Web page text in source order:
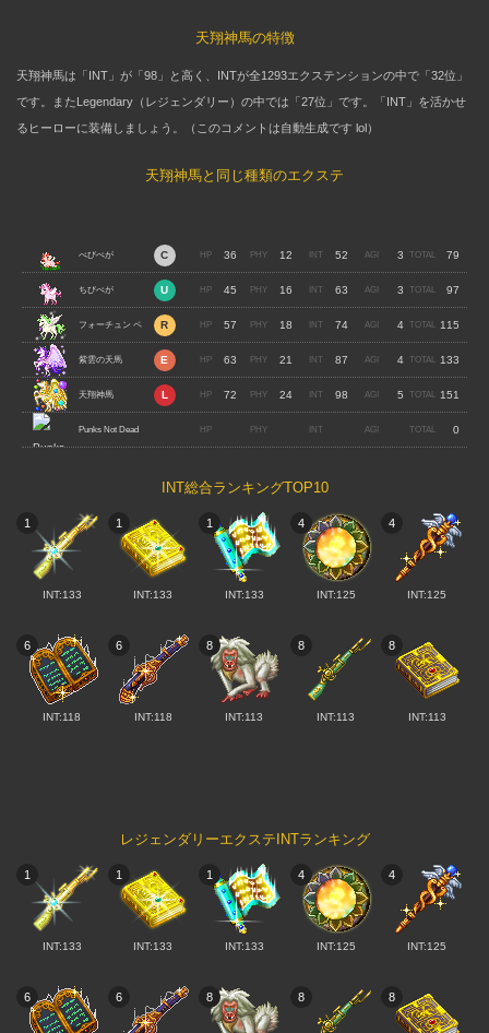
天翔神馬の特徴
天翔神馬は「INT」が「98」と高く、INTが全1293エクステンションの中で「32位」
です。またLegendary（レジェンダリー）の中では「27位」です。「INT」を活かせ
るヒーローに装備しましょう。（このコメントは自動生成です lol）
天翔神馬と同じ種類のエクステ
べびぺが 36 12 52 3 79
ちびぺが 45 16 63 3 97
フォーチュン ペ
ガサス
57 18 74 4 115
紫雲の天馬 63 21 87 4 133
天翔神馬 72 24 98 5 151
Punks Not Dead 0
INT総合ランキングTOP10
1
INT:133
1
INT:133
1
INT:133
4
INT:125
4
INT:125
6
INT:118
6
INT:118
8
INT:113
8
INT:113
8
INT:113
レジェンダリーエクステINTランキング
1
INT:133
1
INT:133
1
INT:133
4
INT:125
4
INT:125
6 6 8 8 8